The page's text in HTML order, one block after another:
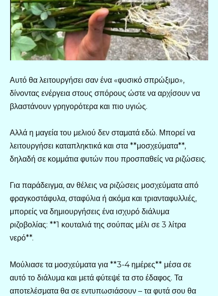
Αυτό θα λειτουργήσει σαν ένα «φυσικό σπρώξιμο»,
δίνοντας ενέργεια στους σπόρους ώστε να αρχίσουν να
βλαστάνουν γρηγορότερα και πιο υγιώς.
Αλλά η μαγεία του μελιού δεν σταματά εδώ. Μπορεί να
λειτουργήσει καταπληκτικά και στα **μοσχεύματα**,
δηλαδή σε κομμάτια φυτών που προσπαθείς να ριζώσεις.
Για παράδειγμα, αν θέλεις να ριζώσεις μοσχεύματα από
φραγκοστάφυλα, σταφύλια ή ακόμα και τριανταφυλλιές,
μπορείς να δημιουργήσεις ένα ισχυρό διάλυμα
ριζοβολίας: **1 κουταλιά της σούπας μέλι σε 3 λίτρα
νερό**.
Μούλιασε τα μοσχεύματα για **3-4 ημέρες** μέσα σε
αυτό το διάλυμα και μετά φύτεψέ τα στο έδαφος. Τα
αποτελέσματα θα σε εντυπωσιάσουν – τα φυτά σου θα